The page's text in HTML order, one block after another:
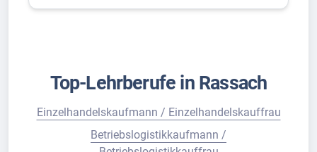
Top-Lehrberufe in Rassach
Einzelhandelskaufmann / Einzelhandelskauffrau
Betriebslogistikkaufmann /